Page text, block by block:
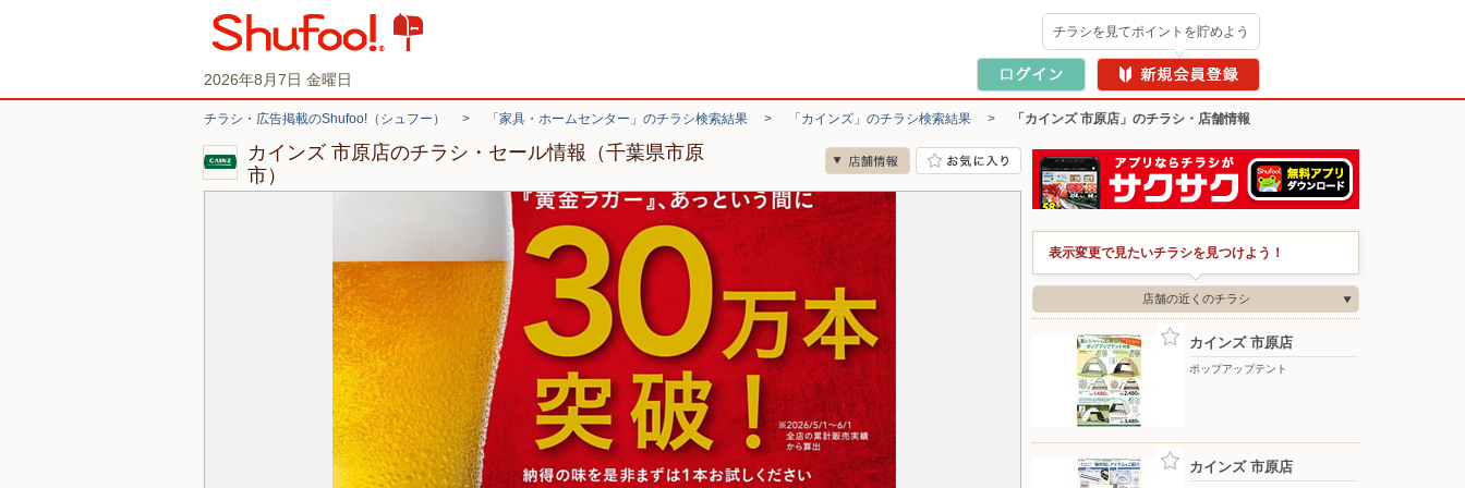
2026年8月7日 金曜日
チラシを見てポイントを貯めよう
チラシ・広告掲載のShufoo!（シュフー） > 「家具・ホームセンター」のチラシ検索結果 > 「カインズ」のチラシ検索結果 > 「カインズ 市原店」のチラシ・店舗情報
カインズ 市原店のチラシ・セール情報（千葉県市原
市）
表示変更で見たいチラシを見つけよう！
店舗の近くのチラシ
カインズ 市原店
ポップアップテント
カインズ 市原店